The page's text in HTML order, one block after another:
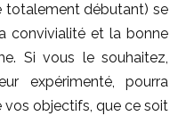
totalement débutant) se
convivialité et la bonne
Si vous le souhaitez,
expérimenté, pourra
objectifs, que ce soit